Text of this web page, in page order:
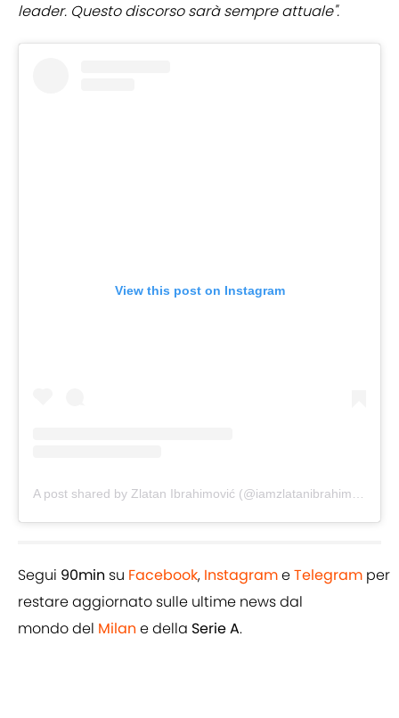
leader. Questo discorso sarà sempre attuale".
View this post on Instagram
A post shared by Zlatan Ibrahimović (@iamzlatanibrahimovic)
Segui 90min su Facebook, InstagrameTelegram per
restare aggiornato sulle ultime news dal
mondo del Milan e della Serie A.